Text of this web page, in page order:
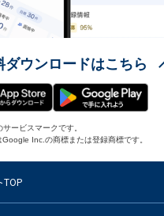
ダウンロードはこちら
ービスマークです。
Inc.の商標または登録商標です。
TOP